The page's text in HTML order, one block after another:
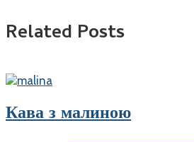
Related Posts
Кава з малиною